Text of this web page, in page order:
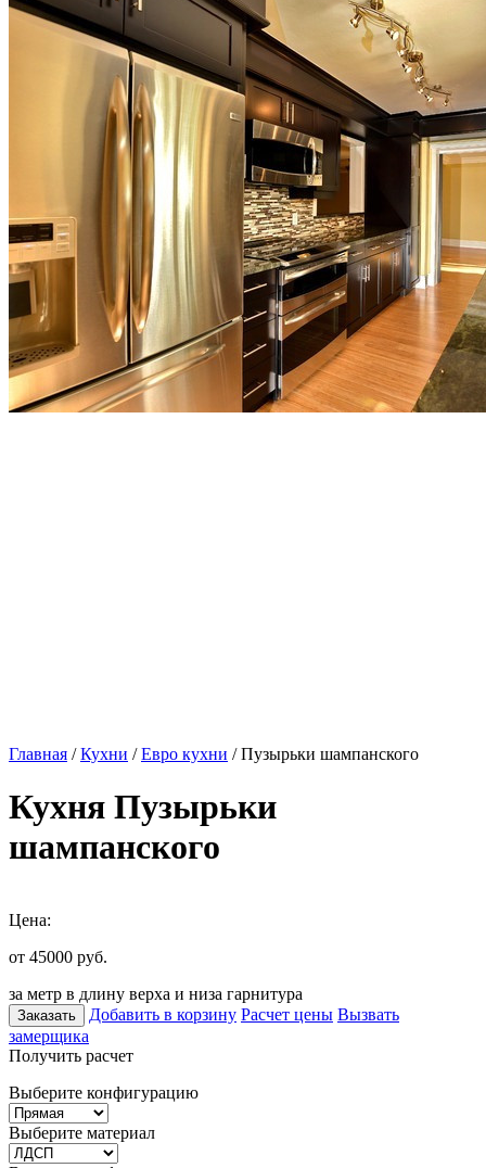
Главная /Кухни /Евро кухни / Пузырьки шампанского
Кухня Пузырьки
шампанского
Цена:
от 45000 руб.
за метр в длину верха и низа гарнитура
Заказать Добавить в корзину Расчет цены Вызвать
замерщика
Получить расчет
Выберите конфигурацию
Выберите материал